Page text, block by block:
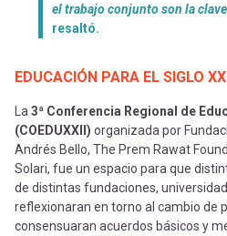
el trabajo conjunto son la
resaltó.
EDUCACIÓN PARA EL SIGLO
La 3ª Conferencia Regional de
(COEDUXXII) organizada por
Andrés Bello, The Prem Rawat
Solari, fue un espacio para que
de distintas fundaciones,
reflexionaran en torno al cambio de
consensuaran acuerdos básicos y